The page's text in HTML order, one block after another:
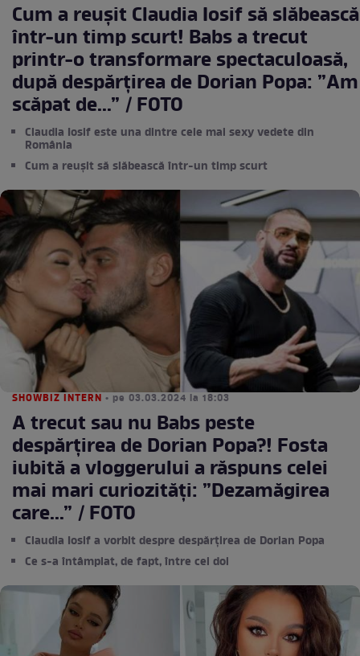
Cum a reușit Claudia Iosif să slăbească
într-un timp scurt! Babs a trecut
printr-o transformare spectaculoasă,
după despărțirea de Dorian Popa: ”Am
scăpat de...” / FOTO
Claudia Iosif este una dintre cele mai sexy vedete din
România
Cum a reușit să slăbească într-un timp scurt
SHOWBIZ INTERN • pe 03.03.2024 la 18:03
A trecut sau nu Babs peste
despărțirea de Dorian Popa?! Fosta
iubită a vloggerului a răspuns celei
mai mari curiozități: ”Dezamăgirea
care...” / FOTO
Claudia Iosif a vorbit despre despărțirea de Dorian Popa
Ce s-a întâmplat, de fapt, între cei doi